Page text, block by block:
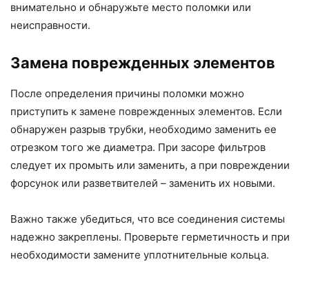
внимательно и обнаружьте место поломки или
неисправности.
Замена поврежденных элементов
После определения причины поломки можно
приступить к замене поврежденных элементов. Если
обнаружен разрыв трубки, необходимо заменить ее
отрезком того же диаметра. При засоре фильтров
следует их промыть или заменить, а при повреждении
форсунок или разветвителей – заменить их новыми.
Важно также убедиться, что все соединения системы
надежно закреплены. Проверьте герметичность и при
необходимости замените уплотнительные кольца.